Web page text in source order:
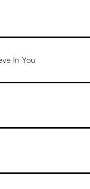
In You